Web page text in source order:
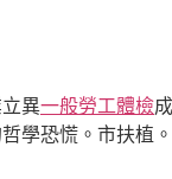
異一般勞工體檢
學恐慌。市扶植